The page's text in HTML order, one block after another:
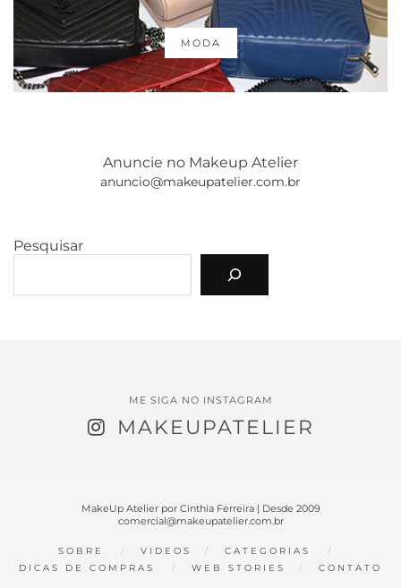
MODA
Anuncie no Makeup Atelier
anuncio@makeupatelier.com.br
Pesquisar
ME SIGA NO INSTAGRAM
MAKEUPATELIER
MakeUp Atelier por Cinthia Ferreira | Desde 2009
comercial@makeupatelier.com.br
SOBRE VIDEOS
CATEGORIAS
DICAS DE COMPRAS
WEB STORIES CONTATO